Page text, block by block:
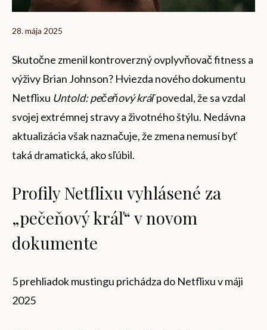
28. mája 2025
Skutočne zmenil kontroverzný ovplyvňovač fitness a
výživy Brian Johnson? Hviezda nového dokumentu
Netflixu Untold: pečeňový kráľpovedal, že sa vzdal
svojej extrémnej stravy a životného štýlu. Nedávna
aktualizácia však naznačuje, že zmena nemusí byť
taká dramatická, ako sľúbil.
Profily Netflixu vyhlásené za
„pečeňový kráľ“ v novom
dokumente
5 prehliadok mustingu prichádza do Netflixu v máji
2025